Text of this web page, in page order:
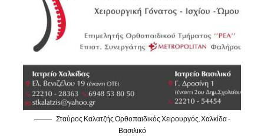
Σταύρος Καλατζής Ορθοπαιδικός Χειρουργός, Χαλκίδα -
Βασιλικό